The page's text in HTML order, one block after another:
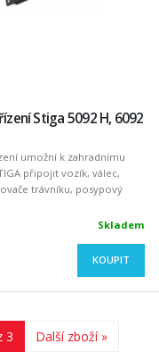
Stiga 5092 H, 6092
umožní k zahradnímu
připojit vozík, válec,
trávníku, posypový
Skladem
KOUPIT
3 Další zboží »